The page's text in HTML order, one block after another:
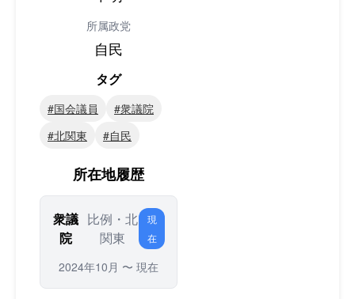
所属政党
自民
タグ
#国会議員
#衆議院
#北関東
#自民
所在地履歴
衆議
院
比例・北
関東
現
在
2024年10月 〜 現在